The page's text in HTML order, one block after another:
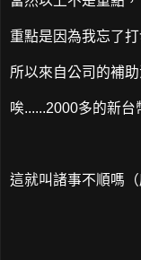
重點是因為我忘了打
所以來自公司的補助
唉......2000多的新台
這就叫諸事不順嗎（